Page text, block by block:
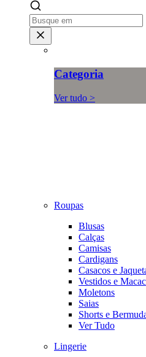
Categoria
Ver tudo >
Roupas
Blusas
Calças
Camisas
Cardigans
Casacos e
Vestidos e
Moletons
Saias
Shorts e
Ver Tudo
Lingerie